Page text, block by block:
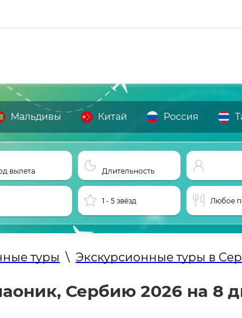
Мальдивы Китай Россия
вылета Длительность
1 - 5 звёзд Любое
туры \ Экскурсионные туры в
Сербию 2026 на 8